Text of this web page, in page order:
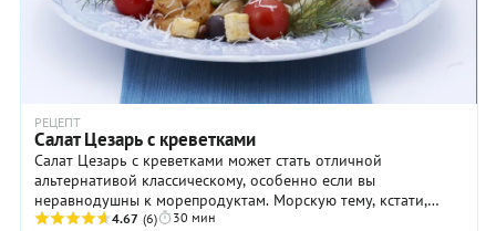
РЕЦЕПТ
Салат Цезарь с креветками
Салат Цезарь с креветками может стать отличной
альтернативой классическому, особенно если вы
неравнодушны к морепродуктам. Морскую тему, кстати,
поддерживает и оригинальный соус, в состав которого ...
4.67 (6) 30 мин